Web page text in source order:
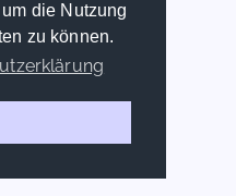
die Nutzung
zu können.